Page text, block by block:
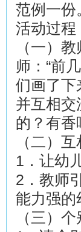
范例一份
活动过程
（一）
师：“前
们画了下
并互相交
的？有香
（二）
1．让幼
2．教师
能力强的
（三）个